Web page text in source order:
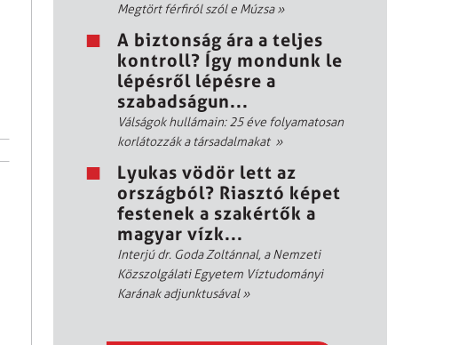
Megtört férfiról szól e Múzsa»
A biztonság ára a teljes
kontroll? Így mondunk le
lépésről lépésre a
szabadságun...
Válságok hullámain: 25 éve folyamatosan
korlátozzák a társadalmakat »
Lyukas vödör lett az
országból? Riasztó képet
festenek a szakértők a
magyar vízk...
Interjú dr. Goda Zoltánnal, a Nemzeti
Közszolgálati Egyetem Víztudományi
Karának adjunktusával»